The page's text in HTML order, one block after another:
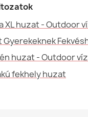
XL huzat - Outdoor
Gyerekeknek
huzat - Outdoor
fekhely huzat